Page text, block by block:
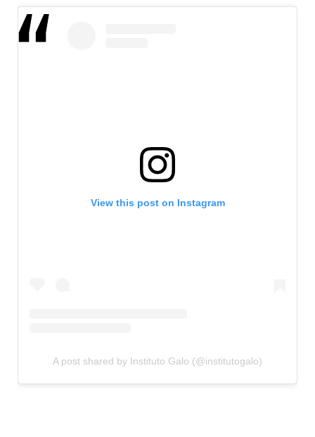
View this post on Instagram
A post shared by Instituto Galo (@institutogalo)